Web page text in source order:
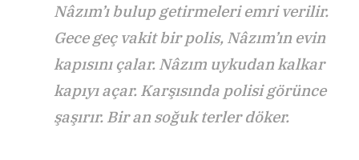
Nâzım’ı bulup getirmeleri emri verilir.
Gece geç vakit bir polis, Nâzım’ın evin
kapısını çalar. Nâzım uykudan kalkar
kapıyı açar. Karşısında polisi görünce
şaşırır. Bir an soğuk terler döker.